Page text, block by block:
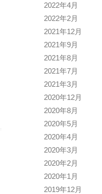
2022年4月
2022年2月
2021年12月
2021年9月
2021年8月
2021年7月
2021年3月
2020年12月
2020年8月
2020年5月
2020年4月
2020年3月
2020年2月
2020年1月
2019年12月